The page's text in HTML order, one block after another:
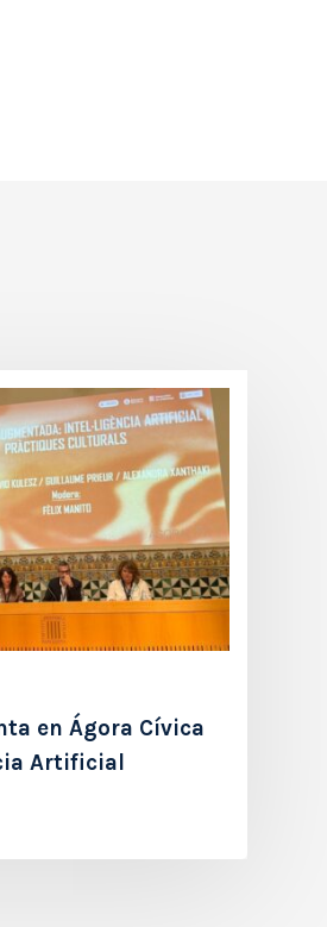
en Ágora Cívica
Artificial